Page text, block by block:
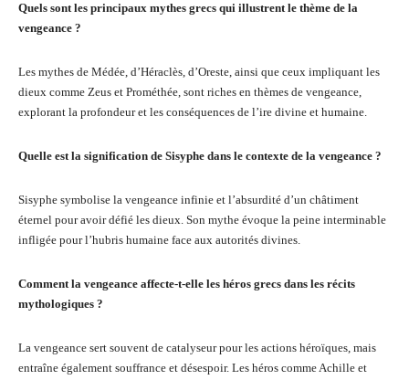
Quels sont les principaux mythes grecs qui illustrent le thème de la
vengeance ?
Les mythes de Médée, d’Héraclès, d’Oreste, ainsi que ceux impliquant les
dieux comme Zeus et Prométhée, sont riches en thèmes de vengeance,
explorant la profondeur et les conséquences de l’ire divine et humaine.
Quelle est la signification de Sisyphe dans le contexte de la vengeance ?
Sisyphe symbolise la vengeance infinie et l’absurdité d’un châtiment
éternel pour avoir défié les dieux. Son mythe évoque la peine interminable
infligée pour l’hubris humaine face aux autorités divines.
Comment la vengeance affecte-t-elle les héros grecs dans les récits
mythologiques ?
La vengeance sert souvent de catalyseur pour les actions héroïques, mais
entraîne également souffrance et désespoir. Les héros comme Achille et